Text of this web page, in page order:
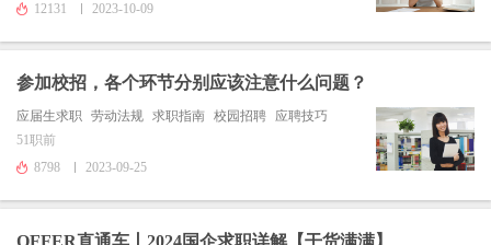
12131
2023-10-09
参加校招，各个环节分别应该注意什么问题？
应届生求职 劳动法规 求职指南 校园招聘
应聘技巧
51职前
8798
2023-09-25
OFFER直通车丨2024国企求职详解【干货满满】